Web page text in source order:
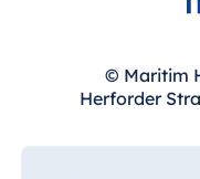
© Maritim
Herforder